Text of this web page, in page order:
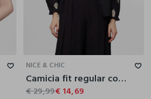
M
NICE & CHIC
Camicia fit regular con collo rotondo in puro cotone donna
€ 29,99€ 14,69